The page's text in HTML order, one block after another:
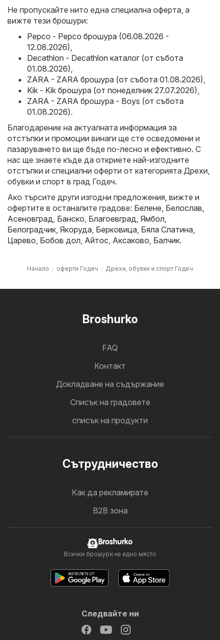
Не пропускайте нито една специална оферта, а
вижте тези брошури:
Pepco - Pepco брошура (06.08.2026 -
12.08.2026),
Decathlon - Decathlon каталог (от събота
01.08.2026),
ZARA - ZARA брошура (от събота 01.08.2026),
Kik - Kik брошура (от понеделник 27.07.2026),
ZARA - ZARA брошура - Boys (от събота
01.08.2026).
Благодарение на актуалната информация за
отстъпки и промоции винаги ще сте осведомени и
пазаруването ви ще бъде по-лесно и ефективно. С
нас ще знаете къде да откриете най-изгодните
отстъпки и специални оферти от категорията Дрехи,
обувки и спорт в град Годеч.
Ако търсите други изгодни предложения, вижте и
офертите в останалите градове: Белене, Белослав,
Асеновград, Банско, Благоевград, Ямбол,
Белоградчик, Якоруда, Берковица, Бяла Слатина,
Царево, Бобов дол, Айтос, Аксаково, Балчик.
Начало оферти Годеч Дрехи, обувки и спорт Годеч
Broshurko
FAQ
Контакт
Докладване на съдържание
Cписък на градовете
списък на продукти
Cътрудничество
Как да рекламирате
B2B зона
Broshurko
Всички брошури на едно място
Следвайте ни